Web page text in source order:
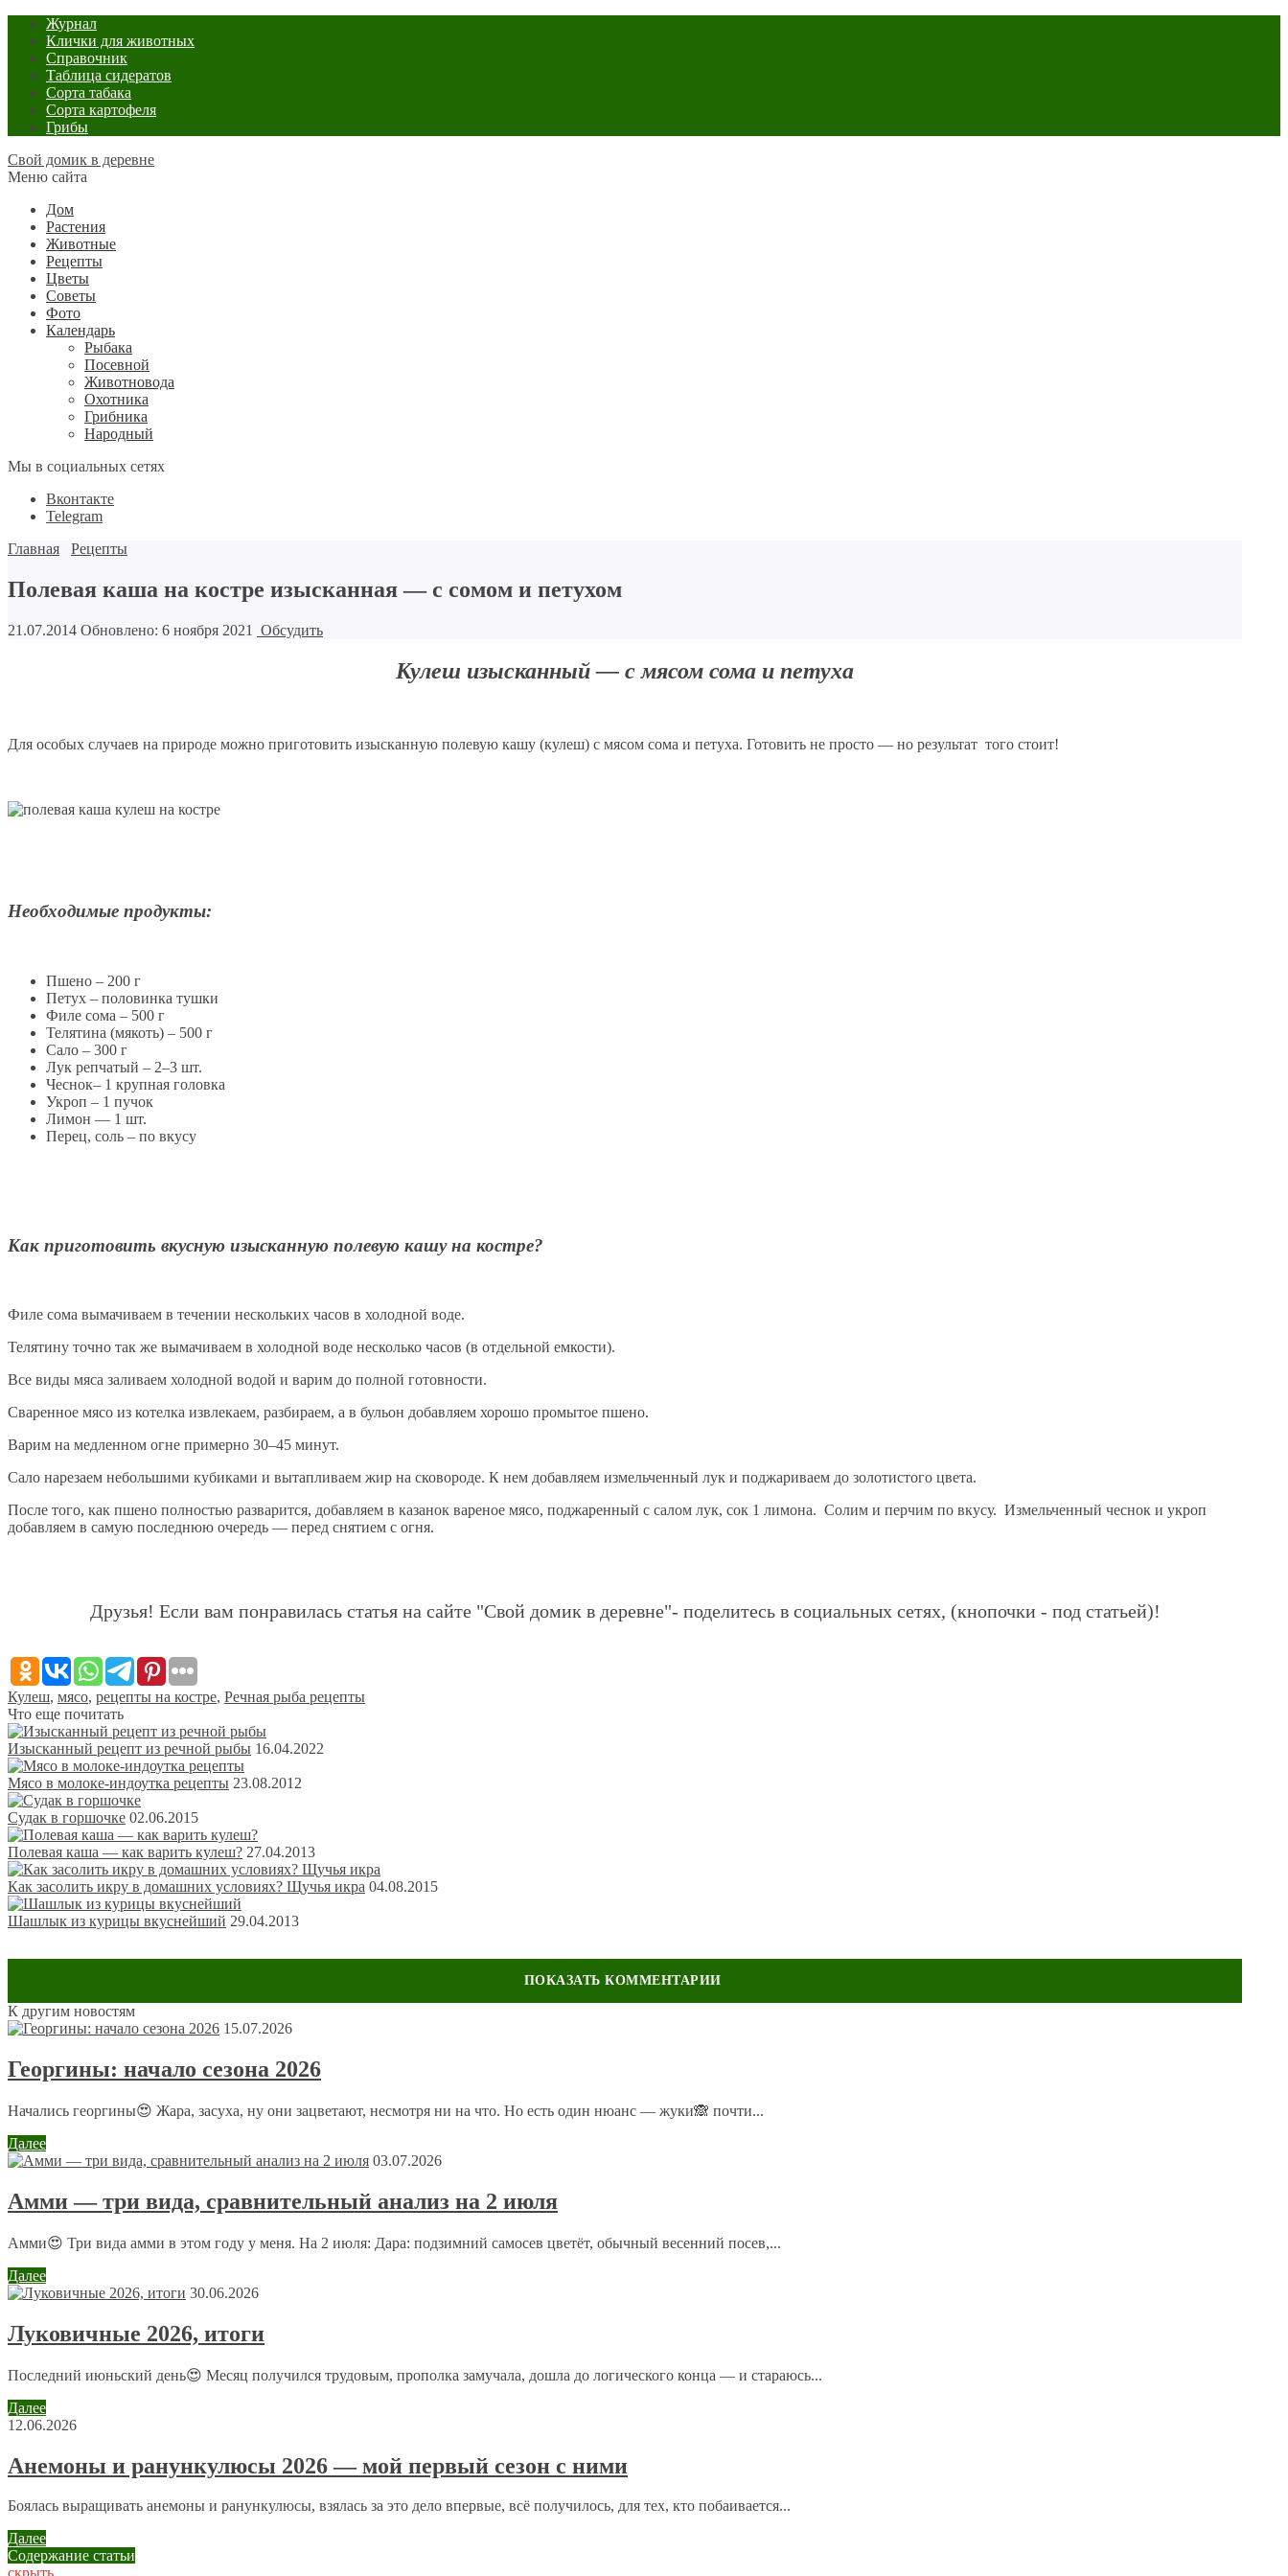
Журнал
Клички для животных
Справочник
Таблица сидератов
Сорта табака
Сорта картофеля
Грибы
Свой домик в деревне
Меню сайта
Дом
Растения
Животные
Рецепты
Цветы
Советы
Фото
Календарь
Рыбака
Посевной
Животновода
Охотника
Грибника
Народный
Мы в социальных сетях
Вконтакте
Telegram
Главная
Рецепты
Полевая каша на костре изысканная — с сомом и петухом
21.07.2014 Обновлено: 6 ноября 2021 Обсудить
Кулеш изысканный — с мясом сома и петуха
Для особых случаев на природе можно приготовить изысканную полевую кашу (кулеш) с мясом сома и петуха. Готовить не просто — но результат того стоит!
Необходимые продукты:
Пшено – 200 г
Петух – половинка тушки
Филе сома – 500 г
Телятина (мякоть) – 500 г
Сало – 300 г
Лук репчатый – 2–3 шт.
Чеснок– 1 крупная головка
Укроп – 1 пучок
Лимон — 1 шт.
Перец, соль – по вкусу
Как приготовить вкусную изысканную полевую кашу на костре?
Филе сома вымачиваем в течении нескольких часов в холодной воде.
Телятину точно так же вымачиваем в холодной воде несколько часов (в отдельной емкости).
Все виды мяса заливаем холодной водой и варим до полной готовности.
Сваренное мясо из котелка извлекаем, разбираем, а в бульон добавляем хорошо промытое пшено.
Варим на медленном огне примерно 30–45 минут.
Сало нарезаем небольшими кубиками и вытапливаем жир на сковороде. К нем добавляем измельченный лук и поджариваем до золотистого цвета.
После того, как пшено полностью разварится, добавляем в казанок вареное мясо, поджаренный с салом лук, сок 1 лимона. Солим и перчим по вкусу. Измельченный чеснок и укроп
добавляем в самую последнюю очередь — перед снятием с огня.
Друзья! Если вам понравилась статья на сайте "Свой домик в деревне"- поделитесь в социальных сетях, (кнопочки - под статьей)!
Кулеш, мясо, рецепты на костре, Речная рыба рецепты
Что еще почитать
Изысканный рецепт из речной рыбы 16.04.2022
Мясо в молоке-индоутка рецепты 23.08.2012
Судак в горшочке 02.06.2015
Полевая каша — как варить кулеш? 27.04.2013
Как засолить икру в домашних условиях? Щучья икра 04.08.2015
Шашлык из курицы вкуснейший 29.04.2013
Обсуждение: есть 1 комментарий
Александр Силиванов
28 июля 2014 в 22:49
А вот сома для каши еще поймать надо… :-) У нас, кстати, не водятся. На Волгу надо ехать, ближе нет.
Оставить комментарий
Ваш адрес email не будет опубликован. Обязательные поля помечены*
Комментарий*
Имя*
Email
Отправляя сообщение, Вы разрешаете сбор и обработку персональных данных. Политика конфиденциальности
К другим новостям
15.07.2026
Георгины: начало сезона 2026
Начались георгины😍 Жара, засуха, ну они зацветают, несмотря ни на что. Но есть один нюанс — жуки🙈 почти...
Далее
03.07.2026
Амми — три вида, сравнительный анализ на 2 июля
Амми😍 Три вида амми в этом году у меня. На 2 июля: Дара: подзимний самосев цветёт, обычный весенний посев,...
Далее
30.06.2026
Луковичные 2026, итоги
Последний июньский день😍 Месяц получился трудовым, прополка замучала, дошла до логического конца — и стараюсь...
Далее
12.06.2026
Анемоны и ранункулюсы 2026 — мой первый сезон с ними
Боялась выращивать анемоны и ранункулюсы, взялась за это дело впервые, всё получилось, для тех, кто побаивается...
Далее
Содержание статьи